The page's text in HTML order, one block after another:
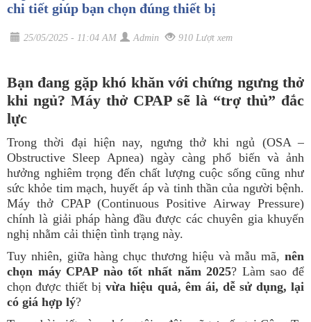
chi tiết giúp bạn chọn đúng thiết bị
25/05/2025 - 11:04 AM Admin 910 Lượt xem
Bạn đang gặp khó khăn với chứng ngưng thở
khi ngủ? Máy thở CPAP sẽ là “trợ thủ” đắc
lực
Trong thời đại hiện nay, ngưng thở khi ngủ (OSA –
Obstructive Sleep Apnea) ngày càng phổ biến và ảnh
hưởng nghiêm trọng đến chất lượng cuộc sống cũng như
sức khỏe tim mạch, huyết áp và tinh thần của người bệnh.
Máy thở CPAP (Continuous Positive Airway Pressure)
chính là giải pháp hàng đầu được các chuyên gia khuyến
nghị nhằm cải thiện tình trạng này.
Tuy nhiên, giữa hàng chục thương hiệu và mẫu mã, nên
chọn máy CPAP nào tốt nhất năm 2025? Làm sao để
chọn được thiết bịvừa hiệu quả, êm ái, dễ sử dụng, lại
có giá hợp lý?